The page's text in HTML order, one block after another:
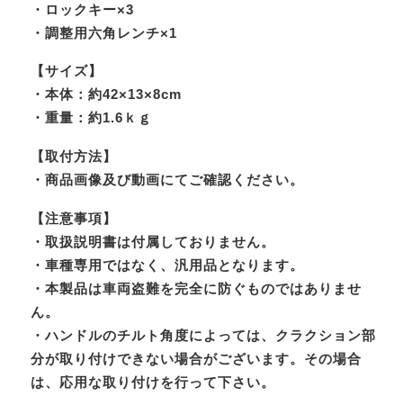
・ロックキー×3
・調整用六角レンチ×1
【サイズ】
・本体：約42×13×8cm
・重量：約1.6ｋｇ
【取付方法】
・商品画像及び動画にてご確認ください。
【注意事項】
・取扱説明書は付属しておりません。
・車種専用ではなく、汎用品となります。
・本製品は車両盗難を完全に防ぐものではありませ
ん。
・ハンドルのチルト角度によっては、クラクション部
分が取り付けできない場合がございます。その場合
は、応用な取り付けを行って下さい。